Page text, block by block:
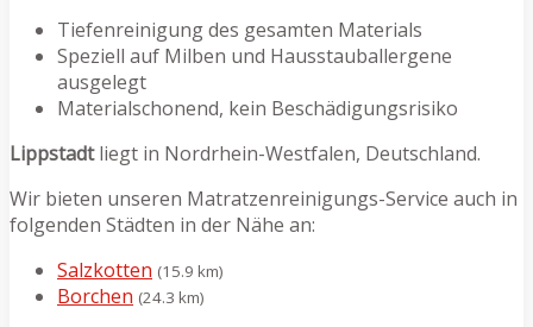
Tiefenreinigung des gesamten Materials
Speziell auf Milben und Hausstauballergene
ausgelegt
Materialschonend, kein Beschädigungsrisiko
Lippstadtliegt in Nordrhein-Westfalen, Deutschland.
Wir bieten unseren Matratzenreinigungs-Service auch in
folgenden Städten in der Nähe an:
Salzkotten (15.9 km)
Borchen (24.3 km)